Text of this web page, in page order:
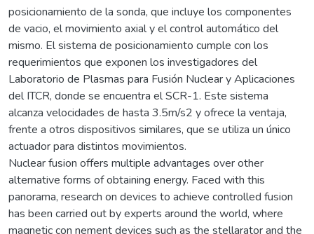
posicionamiento de la sonda, que incluye los componentes
de vacio, el movimiento axial y el control automático del
mismo. El sistema de posicionamiento cumple con los
requerimientos que exponen los investigadores del
Laboratorio de Plasmas para Fusión Nuclear y Aplicaciones
del ITCR, donde se encuentra el SCR-1. Este sistema
alcanza velocidades de hasta 3.5m/s2 y ofrece la ventaja,
frente a otros dispositivos similares, que se utiliza un único
actuador para distintos movimientos.
Nuclear fusion offers multiple advantages over other
alternative forms of obtaining energy. Faced with this
panorama, research on devices to achieve controlled fusion
has been carried out by experts around the world, where
magnetic con nement devices such as the stellarator and the